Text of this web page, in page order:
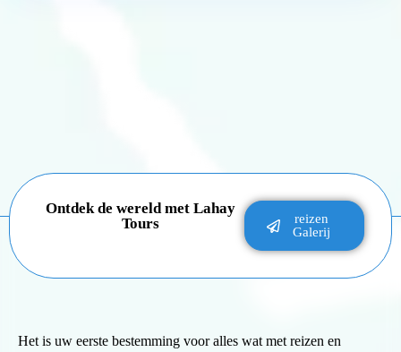
Ontdek de wereld met Lahay
Tours
reizen
Galerij
Het is uw eerste bestemming voor alles wat met reizen en